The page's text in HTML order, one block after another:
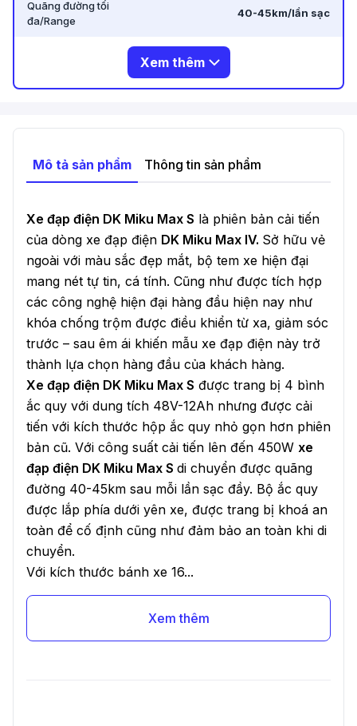
Quãng đường tối
đa/Range
40-45km/lần sạc
Xem thêm
Mô tả sản phẩm Thông tin sản phẩm
Xe đạp điện DK Miku Max S là phiên bản cải tiến
của dòng xe đạp điện DK Miku Max IV. Sở hữu vẻ
ngoài với màu sắc đẹp mắt, bộ tem xe hiện đại
mang nét tự tin, cá tính. Cũng như được tích hợp
các công nghệ hiện đại hàng đầu hiện nay như
khóa chống trộm được điều khiển từ xa, giảm sóc
trước – sau êm ái khiến mẫu xe đạp điện này trở
thành lựa chọn hàng đầu của khách hàng.
Xe đạp điện DK Miku Max S được trang bị 4 bình
ắc quy với dung tích 48V-12Ah nhưng được cải
tiến với kích thước hộp ắc quy nhỏ gọn hơn phiên
bản cũ. Với công suất cải tiến lên đến 450W xe
đạp điện DK Miku Max S di chuyển được quãng
đường 40-45km sau mỗi lần sạc đầy. Bộ ắc quy
được lắp phía dưới yên xe, được trang bị khoá an
toàn để cố định cũng như đảm bảo an toàn khi di
chuyển.
Với kích thước bánh xe 16...
Xem thêm